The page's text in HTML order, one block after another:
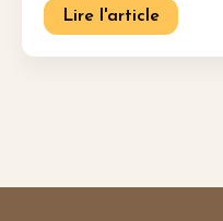
Lire l'article